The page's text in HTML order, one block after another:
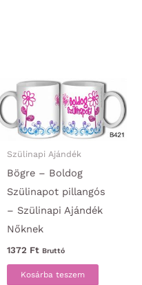
Szülinapi Ajándék
Bögre – Boldog
Szülinapot pillangós
– Szülinapi Ajándék
Nőknek
1372 Ft Bruttó
Kosárba teszem